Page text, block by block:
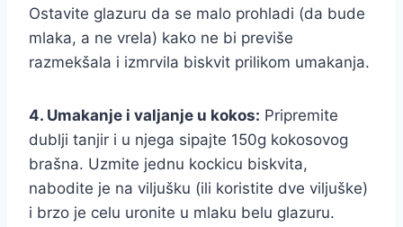
Ostavite glazuru da se malo prohladi (da bude
mlaka, a ne vrela) kako ne bi previše
razmekšala i izmrvila biskvit prilikom umakanja.
4. Umakanje i valjanje u kokos: Pripremite
dublji tanjir i u njega sipajte 150g kokosovog
brašna. Uzmite jednu kockicu biskvita,
nabodite je na viljušku (ili koristite dve viljuške)
i brzo je celu uronite u mlaku belu glazuru.